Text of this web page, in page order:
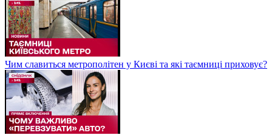
Чим славиться метрополітен у Києві та які таємниці приховує?